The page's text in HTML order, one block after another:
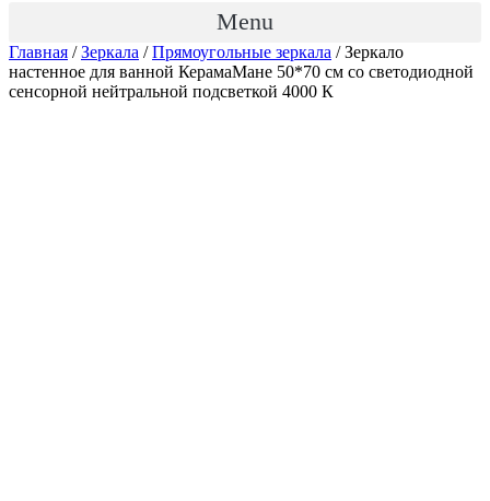
Menu
Главная /Зеркала /Прямоугольные зеркала / Зеркало
настенное для ванной КерамаМане 50*70 см со светодиодной
сенсорной нейтральной подсветкой 4000 К